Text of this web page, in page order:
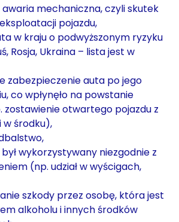
mechaniczna, czyli skutek
pojazdu,
w kraju o podwyższonym ryzyku
Rosja, Ukraina – lista jest w
zabezpieczenie auta po jego
co wpłynęło na powstanie
zostawienie otwartego pojazdu z
w środku),
wykorzystywany niezgodnie z
(np. udział w wyścigach,
szkody przez osobę, która jest
alkoholu i innych środków